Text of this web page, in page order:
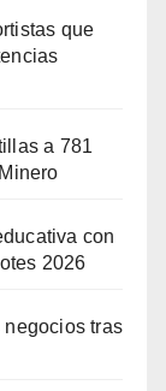
que
a 781
con
2026
tras